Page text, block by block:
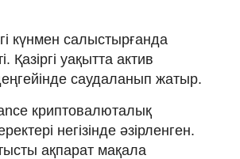
күнмен салыстырғанда
Қазіргі уақытта актив
саудаланып жатыр.
криптовалюталық
негізінде әзірленген.
ақпарат мақала